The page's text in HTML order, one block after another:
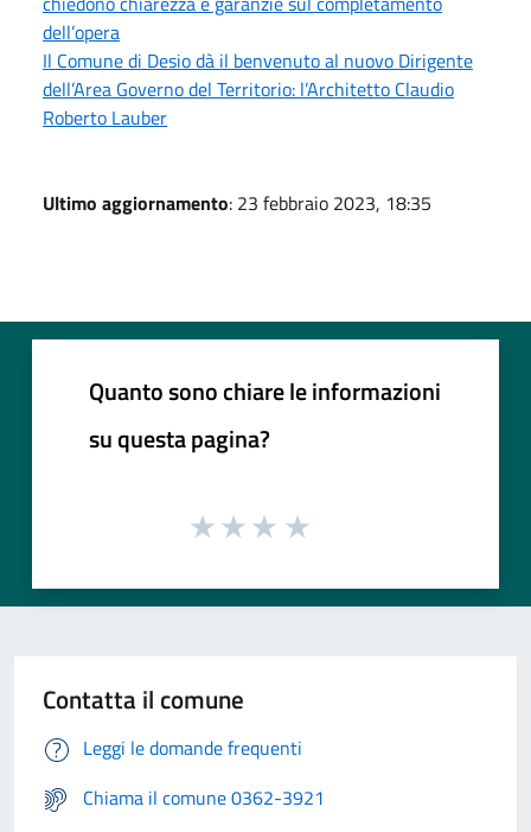
dell’opera
Il Comune di Desio dà il benvenuto al nuovo Dirigente
dell’Area Governo del Territorio: l’Architetto Claudio
Roberto Lauber
Ultimo aggiornamento: 23 febbraio 2023, 18:35
Quanto sono chiare le informazioni
su questa pagina?
Contatta il comune
Leggi le domande frequenti
Chiama il comune 0362-3921